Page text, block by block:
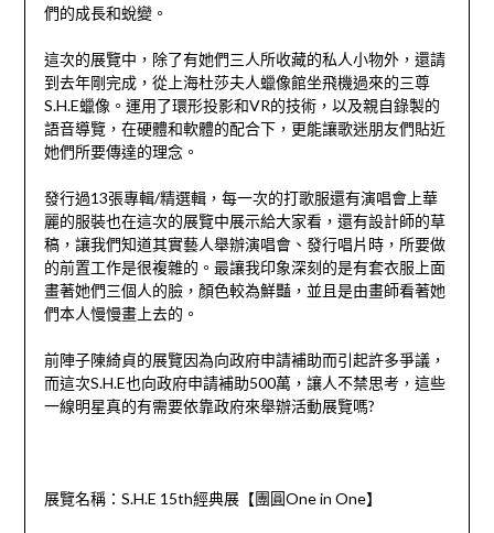
們的成長和蛻變。
這次的展覽中，除了有她們三人所收藏的私人小物外，還請
到去年剛完成，從上海杜莎夫人蠟像館坐飛機過來的三尊
S.H.E蠟像。運用了環形投影和VR的技術，以及親自錄製的
語音導覽，在硬體和軟體的配合下，更能讓歌迷朋友們貼近
她們所要傳達的理念。
發行過13張專輯/精選輯，每一次的打歌服還有演唱會上華
麗的服裝也在這次的展覽中展示給大家看，還有設計師的草
稿，讓我們知道其實藝人舉辦演唱會、發行唱片時，所要做
的前置工作是很複雜的。最讓我印象深刻的是有套衣服上面
畫著她們三個人的臉，顏色較為鮮豔，並且是由畫師看著她
們本人慢慢畫上去的。
前陣子陳綺貞的展覽因為向政府申請補助而引起許多爭議，
而這次S.H.E也向政府申請補助500萬，讓人不禁思考，這些
一線明星真的有需要依靠政府來舉辦活動展覽嗎?
展覽名稱：S.H.E 15th經典展【團圓One in One】